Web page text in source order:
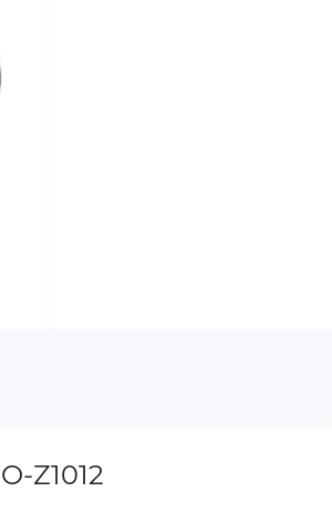
Z1012